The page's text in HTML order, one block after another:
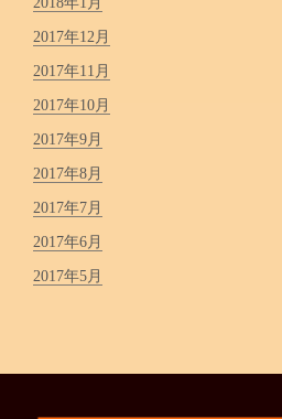
2017年12月
2017年11月
2017年10月
2017年9月
2017年8月
2017年7月
2017年6月
2017年5月